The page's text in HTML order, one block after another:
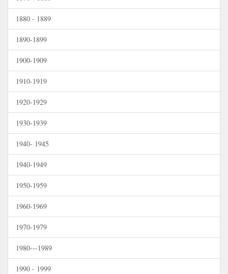
1880 - 1889
1890-1899
1900-1909
1910-1919
1920-1929
1930-1939
1940- 1945
1940-1949
1950-1959
1960-1969
1970-1979
1980---1989
1990 - 1999